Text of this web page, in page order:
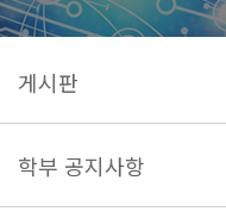
게시판
학부 공지사항